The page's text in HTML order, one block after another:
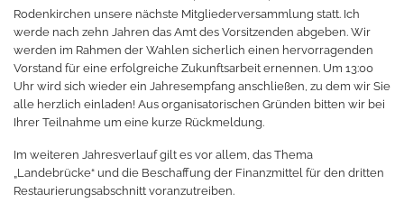
Rodenkirchen unsere nächste Mitgliederversammlung statt. Ich
werde nach zehn Jahren das Amt des Vorsitzenden abgeben. Wir
werden im Rahmen der Wahlen sicherlich einen hervorragenden
Vorstand für eine erfolgreiche Zukunftsarbeit ernennen. Um 13:00
Uhr wird sich wieder ein Jahresempfang anschließen, zu dem wir Sie
alle herzlich einladen! Aus organisatorischen Gründen bitten wir bei
Ihrer Teilnahme um eine kurze Rückmeldung.
Im weiteren Jahresverlauf gilt es vor allem, das Thema
„Landebrücke“ und die Beschaffung der Finanzmittel für den dritten
Restaurierungsabschnitt voranzutreiben.